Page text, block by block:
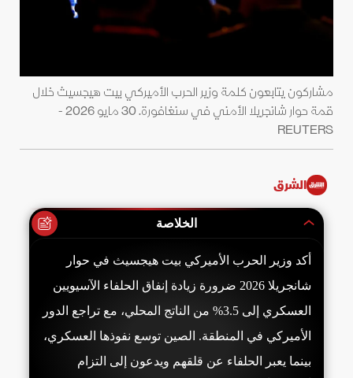
مشاركون يتابعون كلمة وزير الحرب الأميركي بيت هيجسيث خلال
قمة حوار شانجريلا الأمني في سنغافورة. 30 مايو 2026 -
REUTERS
الشرق
الخلاصة
أكد وزير الحرب الأميركي بيت هيجسيث في حوار
شانجريلا 2026 ضرورة زيادة إنفاق الحلفاء الآسيويين
العسكري إلى 3.5% من الناتج المحلي، مع تراجع الدور
الأميركي في المنطقة. الصين توسع نفوذها العسكري،
بينما يعبر الحلفاء عن قلقهم ويدعون إلى التزام